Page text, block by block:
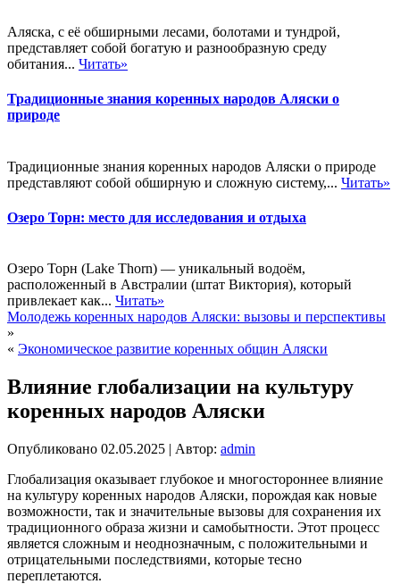
Аляска, с её обширными лесами, болотами и тундрой,
представляет собой богатую и разнообразную среду
обитания... Читать»
Традиционные знания коренных народов Аляски о
природе
Традиционные знания коренных народов Аляски о природе
представляют собой обширную и сложную систему,... Читать»
Озеро Торн: место для исследования и отдыха
Озеро Торн (Lake Thorn) — уникальный водоём,
расположенный в Австралии (штат Виктория), который
привлекает как... Читать»
Молодежь коренных народов Аляски: вызовы и перспективы
»
« Экономическое развитие коренных общин Аляски
Влияние глобализации на культуру
коренных народов Аляски
Опубликовано 02.05.2025 | Автор: admin
Глобализация оказывает глубокое и многостороннее влияние
на культуру коренных народов Аляски, порождая как новые
возможности, так и значительные вызовы для сохранения их
традиционного образа жизни и самобытности. Этот процесс
является сложным и неоднозначным, с положительными и
отрицательными последствиями, которые тесно
переплетаются.